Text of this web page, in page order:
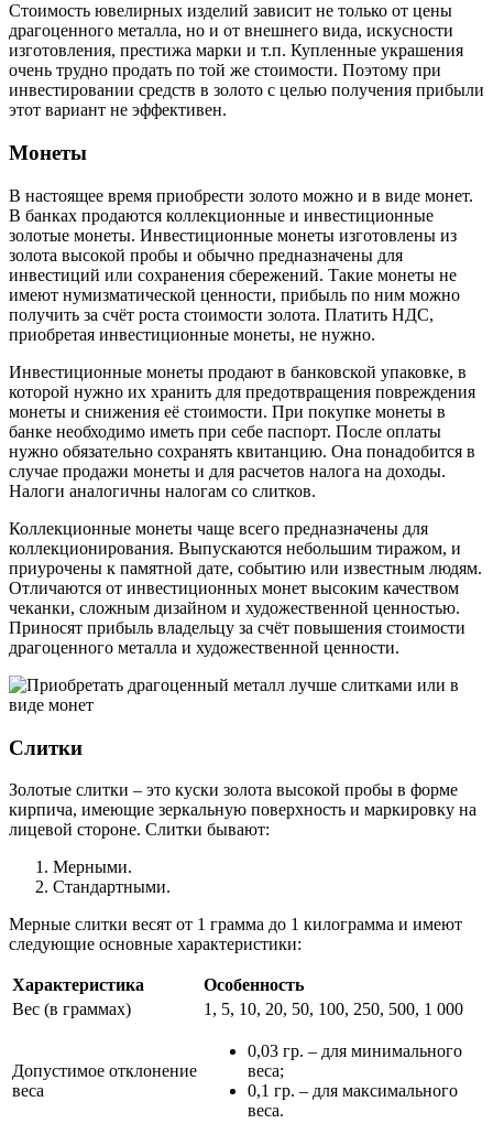
Стоимость ювелирных изделий зависит не только от цены
драгоценного металла, но и от внешнего вида, искусности
изготовления, престижа марки и т.п. Купленные украшения
очень трудно продать по той же стоимости. Поэтому при
инвестировании средств в золото с целью получения прибыли
этот вариант не эффективен.
Монеты
В настоящее время приобрести золото можно и в виде монет.
В банках продаются коллекционные и инвестиционные
золотые монеты. Инвестиционные монеты изготовлены из
золота высокой пробы и обычно предназначены для
инвестиций или сохранения сбережений. Такие монеты не
имеют нумизматической ценности, прибыль по ним можно
получить за счёт роста стоимости золота. Платить НДС,
приобретая инвестиционные монеты, не нужно.
Инвестиционные монеты продают в банковской упаковке, в
которой нужно их хранить для предотвращения повреждения
монеты и снижения её стоимости. При покупке монеты в
банке необходимо иметь при себе паспорт. После оплаты
нужно обязательно сохранять квитанцию. Она понадобится в
случае продажи монеты и для расчетов налога на доходы.
Налоги аналогичны налогам со слитков.
Коллекционные монеты чаще всего предназначены для
коллекционирования. Выпускаются небольшим тиражом, и
приурочены к памятной дате, событию или известным людям.
Отличаются от инвестиционных монет высоким качеством
чеканки, сложным дизайном и художественной ценностью.
Приносят прибыль владельцу за счёт повышения стоимости
драгоценного металла и художественной ценности.
Слитки
Золотые слитки – это куски золота высокой пробы в форме
кирпича, имеющие зеркальную поверхность и маркировку на
лицевой стороне. Слитки бывают:
Мерными.
Стандартными.
Мерные слитки весят от 1 грамма до 1 килограмма и имеют
следующие основные характеристики:
Характеристика
Особенность
Вес (в граммах)
1, 5, 10, 20, 50, 100, 250, 500, 1 000
Допустимое отклонение
веса
0,03 гр. – для минимального
веса;
0,1 гр. – для максимального
веса.